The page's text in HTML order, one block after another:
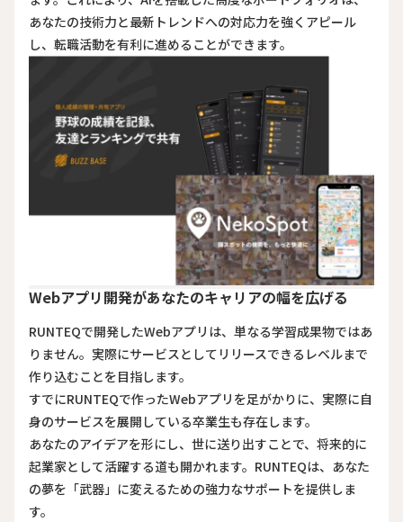
あなたの技術力と最新トレンドへの対応力を強くアピール
し、転職活動を有利に進めることができます。
Webアプリ開発があなたのキャリアの幅を広げる
RUNTEQで開発したWebアプリは、単なる学習成果物ではあ
りません。実際にサービスとしてリリースできるレベルまで
作り込むことを目指します。
すでにRUNTEQで作ったWebアプリを足がかりに、実際に自
身のサービスを展開している卒業生も存在します。
あなたのアイデアを形にし、世に送り出すことで、将来的に
起業家として活躍する道も開かれます。RUNTEQは、あなた
の夢を「武器」に変えるための強力なサポートを提供しま
す。